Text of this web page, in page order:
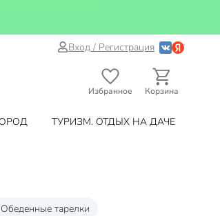
Вход / Регистрация
Избранное Корзина
ТУРИЗМ. ОТДЫХ НА ДАЧЕ
Обеденные тарелки